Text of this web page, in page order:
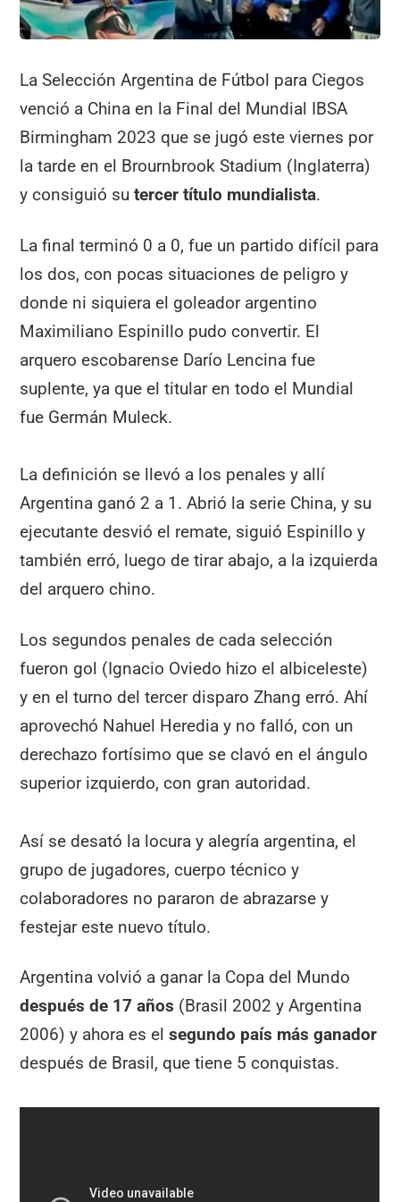
La Selección Argentina de Fútbol para Ciegos
venció a China en la Final del Mundial IBSA
Birmingham 2023 que se jugó este viernes por
la tarde en el Brournbrook Stadium (Inglaterra)
y consiguió su tercer título mundialista.
La final terminó 0 a 0, fue un partido difícil para
los dos, con pocas situaciones de peligro y
donde ni siquiera el goleador argentino
Maximiliano Espinillo pudo convertir. El
arquero escobarense Darío Lencina fue
suplente, ya que el titular en todo el Mundial
fue Germán Muleck.
La definición se llevó a los penales y allí
Argentina ganó 2 a 1. Abrió la serie China, y su
ejecutante desvió el remate, siguió Espinillo y
también erró, luego de tirar abajo, a la izquierda
del arquero chino.
Los segundos penales de cada selección
fueron gol (Ignacio Oviedo hizo el albiceleste)
y en el turno del tercer disparo Zhang erró. Ahí
aprovechó Nahuel Heredia y no falló, con un
derechazo fortísimo que se clavó en el ángulo
superior izquierdo, con gran autoridad.
Así se desató la locura y alegría argentina, el
grupo de jugadores, cuerpo técnico y
colaboradores no pararon de abrazarse y
festejar este nuevo título.
Argentina volvió a ganar la Copa del Mundo
después de 17 años (Brasil 2002 y Argentina
2006) y ahora es el segundo país más ganador
después de Brasil, que tiene 5 conquistas.